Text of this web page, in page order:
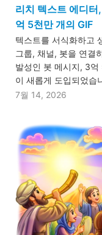
리치 텍스트 에디
억 5천만 개의 GIF
텍스트를 서식화하고
그룹, 채널, 봇을 연결
발성인 봇 메시지, 3
이 새롭게 도입되었습
7월 14, 2026